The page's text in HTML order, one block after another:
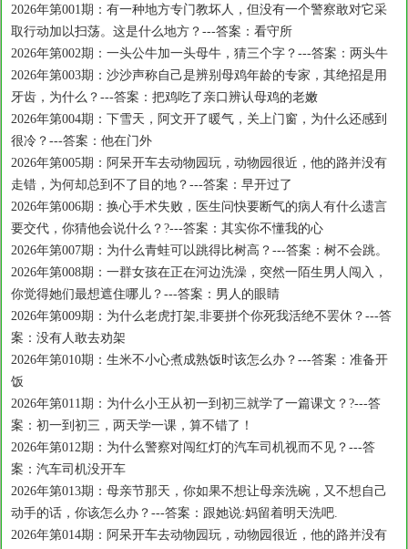
2026年第001期：有一种地方专门教坏人，但没有一个警察敢对它采
取行动加以扫荡。这是什么地方？---答案：看守所
2026年第002期：一头公牛加一头母牛，猜三个字？---答案：两头牛
2026年第003期：沙沙声称自己是辨别母鸡年龄的专家，其绝招是用
牙齿，为什么？---答案：把鸡吃了亲口辨认母鸡的老嫩
2026年第004期：下雪天，阿文开了暖气，关上门窗，为什么还感到
很冷？---答案：他在门外
2026年第005期：阿呆开车去动物园玩，动物园很近，他的路并没有
走错，为何却总到不了目的地？---答案：早开过了
2026年第006期：换心手术失败，医生问快要断气的病人有什么遗言
要交代，你猜他会说什么？?---答案：其实你不懂我的心
2026年第007期：为什么青蛙可以跳得比树高？---答案：树不会跳。
2026年第008期：一群女孩在正在河边洗澡，突然一陌生男人闯入，
你觉得她们最想遮住哪儿？---答案：男人的眼睛
2026年第009期：为什么老虎打架,非要拼个你死我活绝不罢休？---答
案：没有人敢去劝架
2026年第010期：生米不小心煮成熟饭时该怎么办？---答案：准备开
饭
2026年第011期：为什么小王从初一到初三就学了一篇课文？?---答
案：初一到初三，两天学一课，算不错了！
2026年第012期：为什么警察对闯红灯的汽车司机视而不见？---答
案：汽车司机没开车
2026年第013期：母亲节那天，你如果不想让母亲洗碗，又不想自己
动手的话，你该怎么办？---答案：跟她说:妈留着明天洗吧.
2026年第014期：阿呆开车去动物园玩，动物园很近，他的路并没有